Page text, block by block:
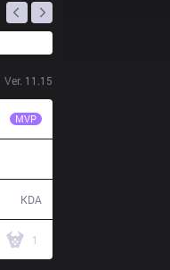
Ver. 11.15
MVP
KDA
1